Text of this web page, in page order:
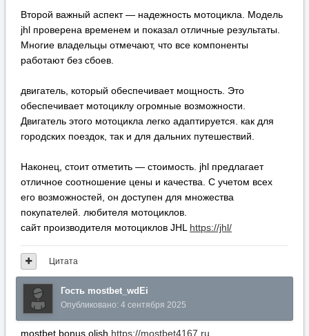
Второй важный аспект — надежность мотоцикла. Модель
jhl проверена временем и показал отличные результаты.
Многие владельцы отмечают, что все компоненты
работают без сбоев.
двигатель, который обеспечивает мощность. Это
обеспечивает мотоциклу огромные возможности.
Двигатель этого мотоцикла легко адаптируется. как для
городских поездок, так и для дальних путешествий.
Наконец, стоит отметить — стоимость. jhl предлагает
отличное соотношение цены и качества. С учетом всех
его возможностей, он доступен для множества
покупателей. любителя мотоциклов.
сайт производителя мотоциклов JHL https://jhl/
Цитата
Гость mostbet_wdEi
Опубликовано: 4 сентября 2025
mostbet bonus olish https://mostbet4167.ru